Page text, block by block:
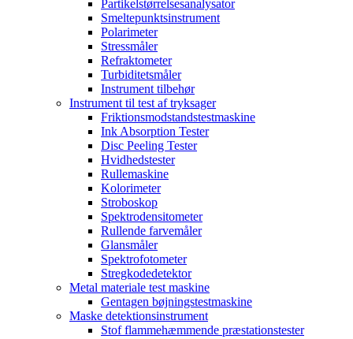
Partikelstørrelsesanalysator
Smeltepunktsinstrument
Polarimeter
Stressmåler
Refraktometer
Turbiditetsmåler
Instrument tilbehør
Instrument til test af tryksager
Friktionsmodstandstestmaskine
Ink Absorption Tester
Disc Peeling Tester
Hvidhedstester
Rullemaskine
Kolorimeter
Stroboskop
Spektrodensitometer
Rullende farvemåler
Glansmåler
Spektrofotometer
Stregkodedetektor
Metal materiale test maskine
Gentagen bøjningstestmaskine
Maske detektionsinstrument
Stof flammehæmmende præstationstester